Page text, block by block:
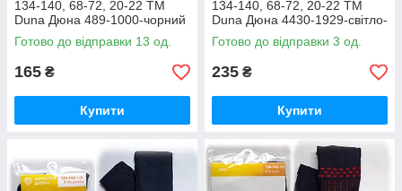
134-140, 68-72, 20-22 ТМ
Duna Дюна 489-1000-чорний
/ весна-осінь
Готово до відправки 13 од.
165 ₴
Купити
134-140, 68-72, 20-22 ТМ
Duna Дюна 4430-1929-світло-
сірий / весна-осінь
Готово до відправки 3 од.
235 ₴
Купити